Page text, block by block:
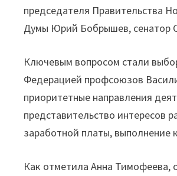
председателя Правительства
Думы Юрий Бобрышев, сенатор
Ключевым вопросом стали
Федерацией профсоюзов
приоритетные направления
представительство интересов
заработной платы, выполнение
Как отметила Анна Тимофеева,